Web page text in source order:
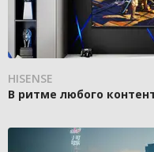
HISENSE
В ритме любого